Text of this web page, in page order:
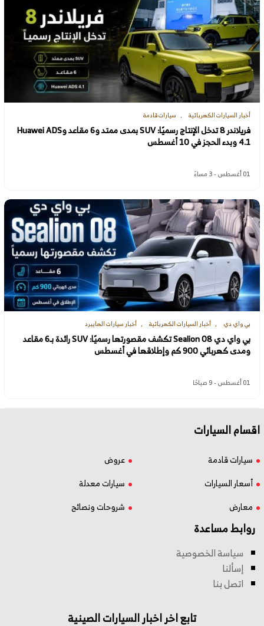
أخبار السيارات الكهربائية سيارات قادمة
فريلاندر 8 تدخل الإنتاج رسميًا: SUV بمدى ممتد و6 مقاعد وHuawei ADS
4.1 وبدء الحجز في 10 أغسطس
01 أغسطس - 3 مساءً
بي واي دي أخبار السيارات الكهربائية أخبار سيارات الهايبرد
بي واي دي Sealion 08 تكشف مقصورتها رسميًا: SUV رائدة بـ6 مقاعد
ومدى كهربائي 900 كم وإطلاقها في أغسطس
01 أغسطس - 9 صباحًا
اقسام السيارات
سيارات قادمة
عروض
أسعار السيارات
سيارات معدلة
معارض
شروحات ونصائح
روابط مساعدة
سياسة الخصوصية
إسألنا
اتصل بنا
تابع اخر اخبار السيارات الصينية